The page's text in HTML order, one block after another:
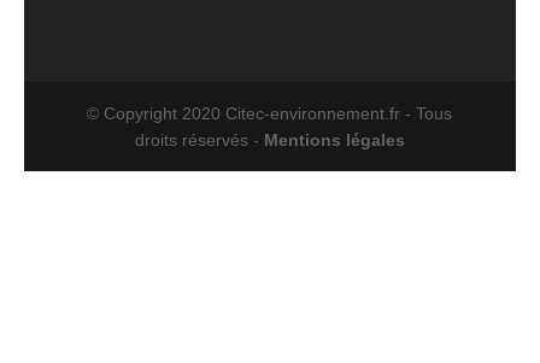
© Copyright 2020 Citec-environnement.fr - Tous
droits réservés - Mentions légales